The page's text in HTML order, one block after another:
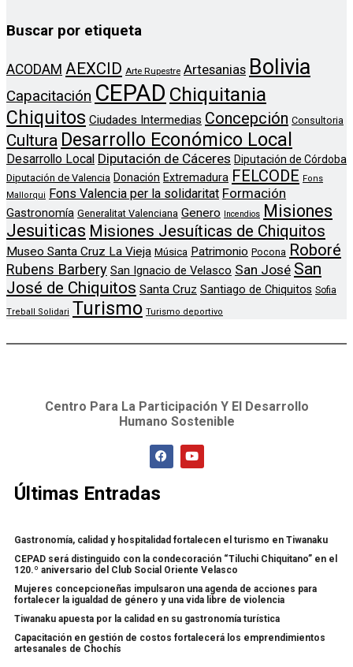
Buscar por etiqueta
ACODAM AEXCID Arte Rupestre Artesanias Bolivia
Capacitación CEPAD Chiquitania
Chiquitos Ciudades Intermedias Concepción Consultoria
Cultura Desarrollo Económico Local
Desarrollo Local Diputación de Cáceres Diputación de Córdoba
Diputación de Valencia Donación Extremadura FELCODE Fons
Mallorqui Fons Valencia per la solidaritat Formación
Gastronomía Generalitat Valenciana Genero Incendios Misiones
Jesuiticas Misiones Jesuíticas de Chiquitos
Museo Santa Cruz La Vieja Música Patrimonio Pocona Roboré
Rubens Barbery San Ignacio de Velasco San José San
José de Chiquitos Santa Cruz Santiago de Chiquitos Sofia
Treball Solidari Turismo Turismo deportivo
Centro Para La Participación Y El Desarrollo
Humano Sostenible
Últimas Entradas
Gastronomía, calidad y hospitalidad fortalecen el turismo en Tiwanaku
CEPAD será distinguido con la condecoración “Tiluchi Chiquitano” en el
120.º aniversario del Club Social Oriente Velasco
Mujeres concepcioneñas impulsaron una agenda de acciones para
fortalecer la igualdad de género y una vida libre de violencia
Tiwanaku apuesta por la calidad en su gastronomía turística
Capacitación en gestión de costos fortalecerá los emprendimientos
artesanales de Chochís